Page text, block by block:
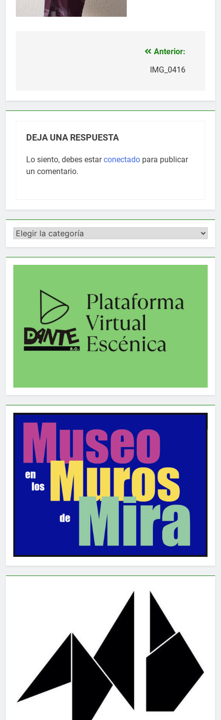
Anterior:
IMG_0416
DEJA UNA RESPUESTA
Lo siento, debes estarconectado para publicar
un comentario.
Categorías